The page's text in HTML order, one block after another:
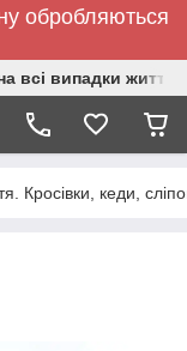
обробляються
всі випадки життя.
Кросівки, кеди,